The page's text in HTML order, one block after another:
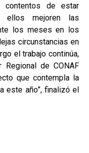
de estar
ellos mejoren las
los meses en los
circunstancias en
el trabajo continúa,
de CONAF
que contempla la
este año”, finalizó el